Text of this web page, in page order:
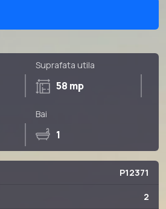
Suprafata utila
58 mp
Bai
1
P12371
2